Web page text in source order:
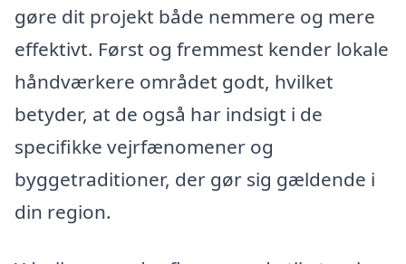
gøre dit projekt både nemmere og mere
effektivt. Først og fremmest kender lokale
håndværkere området godt, hvilket
betyder, at de også har indsigt i de
specifikke vejrfænomener og
byggetraditioner, der gør sig gældende i
din region.